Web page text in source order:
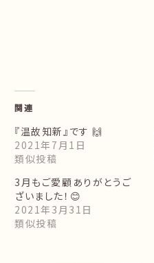
関連
『温故知新』です 🙌
2021年7月1日
類似投稿
3月もご愛顧ありがとうご
ざいました！😊
2021年3月31日
類似投稿